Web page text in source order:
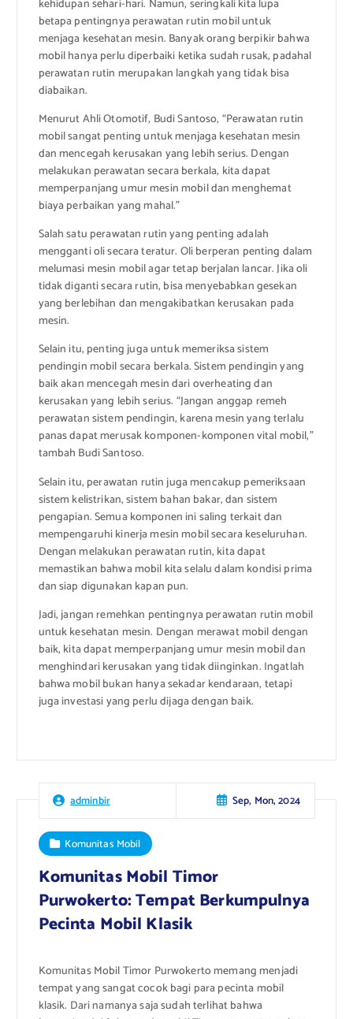
kehidupan sehari-hari. Namun, seringkali kita lupa
betapa pentingnya perawatan rutin mobil untuk
menjaga kesehatan mesin. Banyak orang berpikir bahwa
mobil hanya perlu diperbaiki ketika sudah rusak, padahal
perawatan rutin merupakan langkah yang tidak bisa
diabaikan.
Menurut Ahli Otomotif, Budi Santoso, “Perawatan rutin
mobil sangat penting untuk menjaga kesehatan mesin
dan mencegah kerusakan yang lebih serius. Dengan
melakukan perawatan secara berkala, kita dapat
memperpanjang umur mesin mobil dan menghemat
biaya perbaikan yang mahal.”
Salah satu perawatan rutin yang penting adalah
mengganti oli secara teratur. Oli berperan penting dalam
melumasi mesin mobil agar tetap berjalan lancar. Jika oli
tidak diganti secara rutin, bisa menyebabkan gesekan
yang berlebihan dan mengakibatkan kerusakan pada
mesin.
Selain itu, penting juga untuk memeriksa sistem
pendingin mobil secara berkala. Sistem pendingin yang
baik akan mencegah mesin dari overheating dan
kerusakan yang lebih serius. “Jangan anggap remeh
perawatan sistem pendingin, karena mesin yang terlalu
panas dapat merusak komponen-komponen vital mobil,”
tambah Budi Santoso.
Selain itu, perawatan rutin juga mencakup pemeriksaan
sistem kelistrikan, sistem bahan bakar, dan sistem
pengapian. Semua komponen ini saling terkait dan
mempengaruhi kinerja mesin mobil secara keseluruhan.
Dengan melakukan perawatan rutin, kita dapat
memastikan bahwa mobil kita selalu dalam kondisi prima
dan siap digunakan kapan pun.
Jadi, jangan remehkan pentingnya perawatan rutin mobil
untuk kesehatan mesin. Dengan merawat mobil dengan
baik, kita dapat memperpanjang umur mesin mobil dan
menghindari kerusakan yang tidak diinginkan. Ingatlah
bahwa mobil bukan hanya sekadar kendaraan, tetapi
juga investasi yang perlu dijaga dengan baik.
adminbir Sep, Mon, 2024
Komunitas Mobil
Komunitas Mobil Timor
Purwokerto: Tempat Berkumpulnya
Pecinta Mobil Klasik
Komunitas Mobil Timor Purwokerto memang menjadi
tempat yang sangat cocok bagi para pecinta mobil
klasik. Dari namanya saja sudah terlihat bahwa